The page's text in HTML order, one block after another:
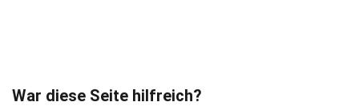
War diese Seite hilfreich?